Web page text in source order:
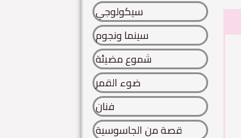
سيكولوجي
سينما ونجوم
شموع مضيئة
ضوء القمر
فنان
قصة من الجاسوسية